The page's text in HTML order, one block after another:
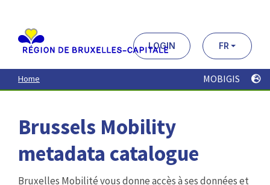
contenu
principal
LOGIN FR
Home MOBIGIS
Brussels Mobility
metadata catalogue
Bruxelles Mobilité vous donne accès à ses données et